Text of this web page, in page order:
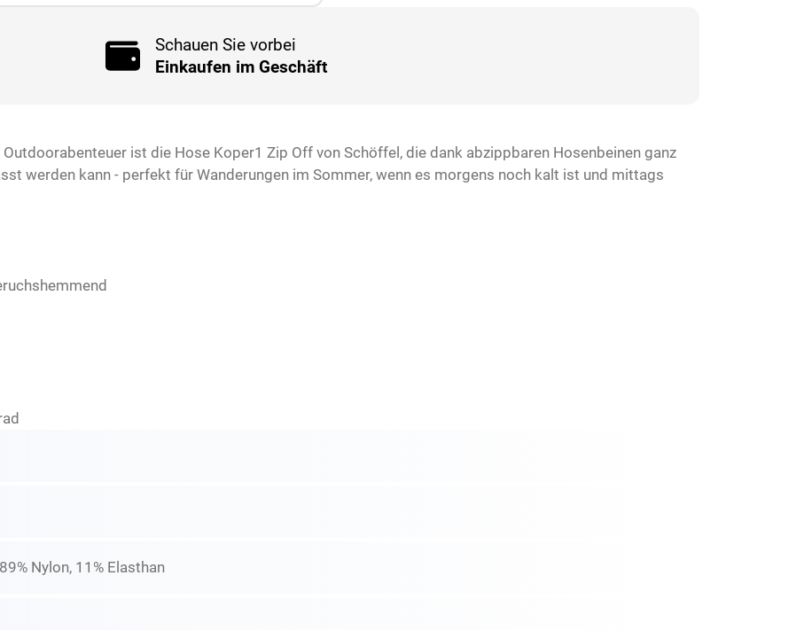
Schauen Sie vorbei
Einkaufen im Geschäft
ist die Hose Koper1 Zip Off von Schöffel, die dank abzippbaren Hosenbeinen ganz
werden kann - perfekt für Wanderungen im Sommer, wenn es morgens noch kalt ist und mittags
Nylon, 11% Elasthan